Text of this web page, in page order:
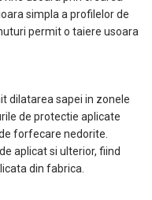
simpla a profilelor de
permit o taiere usoara
dilatarea sapei in zonele
de protectie aplicate
forfecare nedorite.
aplicat si ulterior, fiind
din fabrica.